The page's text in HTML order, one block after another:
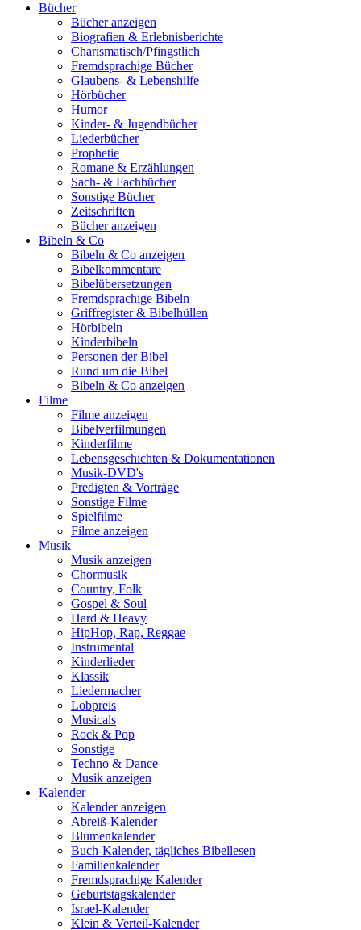
Bücher
Bücher anzeigen
Biografien & Erlebnisberichte
Charismatisch/Pfingstlich
Fremdsprachige Bücher
Glaubens- & Lebenshilfe
Hörbücher
Humor
Kinder- & Jugendbücher
Liederbücher
Prophetie
Romane & Erzählungen
Sach- & Fachbücher
Sonstige Bücher
Zeitschriften
Bücher anzeigen
Bibeln & Co
Bibeln & Co anzeigen
Bibelkommentare
Bibelübersetzungen
Fremdsprachige Bibeln
Griffregister & Bibelhüllen
Hörbibeln
Kinderbibeln
Personen der Bibel
Rund um die Bibel
Bibeln & Co anzeigen
Filme
Filme anzeigen
Bibelverfilmungen
Kinderfilme
Lebensgeschichten & Dokumentationen
Musik-DVD's
Predigten & Vorträge
Sonstige Filme
Spielfilme
Filme anzeigen
Musik
Musik anzeigen
Chormusik
Country, Folk
Gospel & Soul
Hard & Heavy
HipHop, Rap, Reggae
Instrumental
Kinderlieder
Klassik
Liedermacher
Lobpreis
Musicals
Rock & Pop
Sonstige
Techno & Dance
Musik anzeigen
Kalender
Kalender anzeigen
Abreiß-Kalender
Blumenkalender
Buch-Kalender, tägliches Bibellesen
Familienkalender
Fremdsprachige Kalender
Geburtstagskalender
Israel-Kalender
Klein & Verteil-Kalender